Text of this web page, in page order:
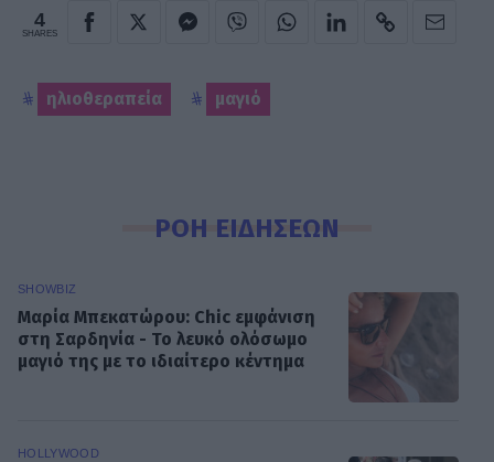
4
SHARES
ηλιοθεραπεία μαγιό
ΡΟΗ ΕΙΔΗΣΕΩΝ
SHOWBIZ
Μαρία Μπεκατώρου: Chic εμφάνιση
στη Σαρδηνία - Το λευκό ολόσωμο
μαγιό της με το ιδιαίτερο κέντημα
HOLLYWOOD